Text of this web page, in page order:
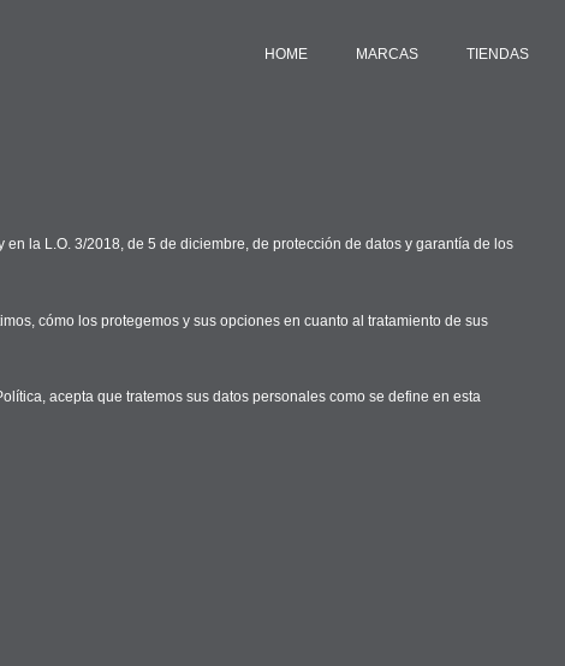
HOME MARCAS TIENDAS
la L.O. 3/2018, de 5 de diciembre, de protección de datos y garantía de los
cómo los protegemos y sus opciones en cuanto al tratamiento de sus
acepta que tratemos sus datos personales como se define en esta